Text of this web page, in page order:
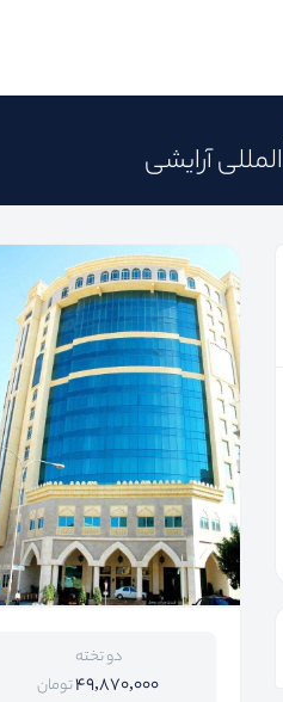
آرایشی
دو تخته
49,870,000تومان